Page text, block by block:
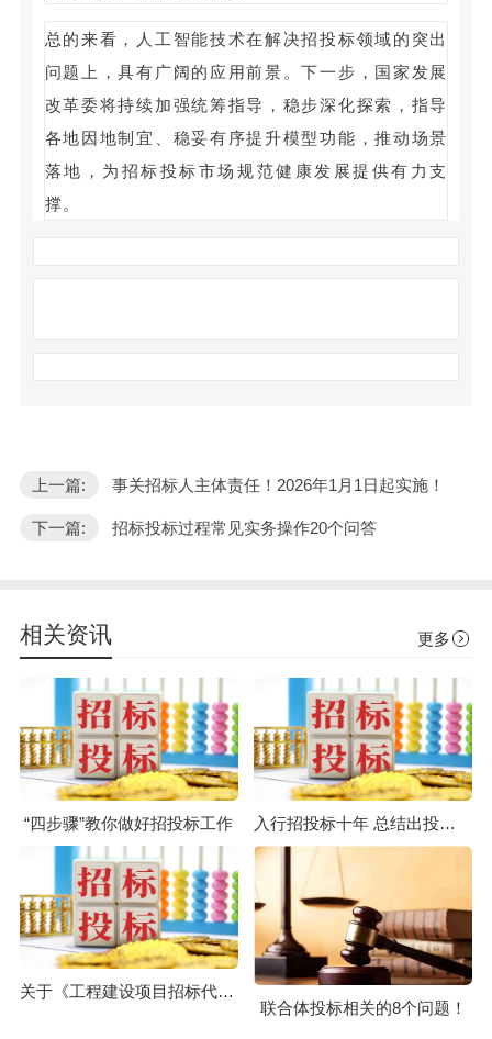
总的来看，人工智能技术在解决招投标领域的突出
问题上，具有广阔的应用前景。下一步，国家发展
改革委将持续加强统筹指导，稳步深化探索，指导
各地因地制宜、稳妥有序提升模型功能，推动场景
落地，为招标投标市场规范健康发展提供有力支
撑。
上一篇: 事关招标人主体责任！2026年1月1日起实施！
下一篇: 招标投标过程常见实务操作20个问答
相关资讯 更多
“四步骤”教你做好招投标工作 入行招投标十年 总结出投标活动最应注意的六大事项
关于《工程建设项目招标代理机构管理暂行办法》的解读
联合体投标相关的8个问题！